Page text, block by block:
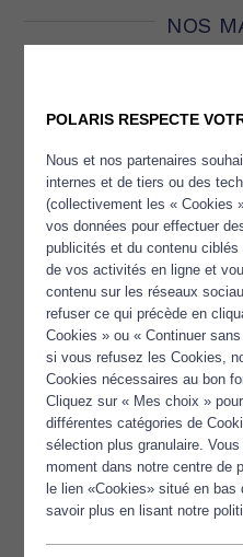
NOS
POLARIS RESPECTE
Nous et nos partenaires
internes et de tiers ou des
(collectivement les « Cookies
vos données pour effectuer
publicités et du contenu
de vos activités en ligne et
contenu sur les réseaux
refuser ce qui précède en
Cookies » ou « Continuer
si vous refusez les Cookies,
Cookies nécessaires au bon
Cliquez sur « Mes choix »
différentes catégories de
sélection plus granulaire.
moment dans notre centre de
le lien «Cookies» situé en bas
savoir plus en lisant notre